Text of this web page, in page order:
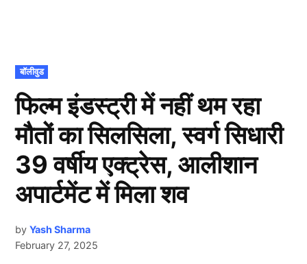
POSTED
IN
बॉलीवुड
फिल्म इंडस्ट्री में नहीं थम रहा
मौतों का सिलसिला, स्वर्ग सिधारी
39 वर्षीय एक्ट्रेस, आलीशान
अपार्टमेंट में मिला शव
by Yash Sharma
February 27, 2025